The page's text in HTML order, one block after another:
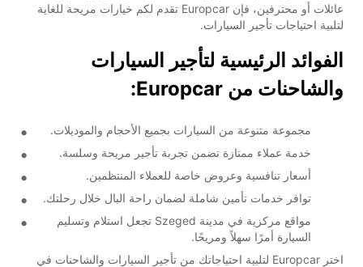
عائلات أو محترفين، فإن Europcar تقدم لكم خيارات مريحة للغاية
لتلبية احتياجات تأجير السيارات.
الفوائد الرئيسية لتأجير السيارات
والشاحنات من Europcar:
مجموعة متنوعة من السيارات بجميع الأحجام والموديلات.
خدمة عملاء ممتازة تضمن تجربة تأجير مريحة وسلسة.
أسعار تنافسية وعروض خاصة للعملاء المنتظمين.
توافر خدمات تأمين شاملة لضمان راحة البال خلال رحلتك.
مواقع مركزية في مدينة Szeged تجعل استلام وتسليم
السيارة أمرًا سهلاً ومريحًا.
اختر Europcar لتلبية احتياجاتك من تأجير السيارات والشاحنات في